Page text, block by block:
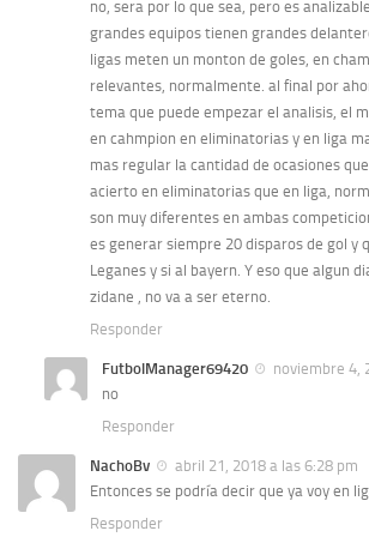
no, sera por lo que sea, pero es
grandes equipos tienen grandes
ligas meten un monton de goles, en
relevantes, normalmente. al final por
tema que puede empezar el analisis, el
en cahmpion en eliminatorias y en liga
mas regular la cantidad de ocasiones
acierto en eliminatorias que en liga,
son muy diferentes en ambas
es generar siempre 20 disparos de gol y
Leganes y si al bayern. Y eso que algun
zidane , no va a ser eterno.
Responder
FutbolManager69420
noviembre 4,
no
Responder
NachoBv
abril 21, 2018 a las 6:28 pm
Entonces se podría decir que ya voy en
Responder